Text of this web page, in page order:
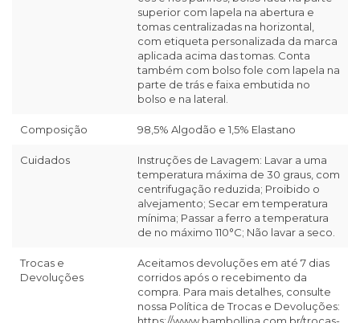
superior com lapela na abertura e
tomas centralizadas na horizontal,
com etiqueta personalizada da marca
aplicada acima das tomas. Conta
também com bolso fole com lapela na
parte de trás e faixa embutida no
bolso e na lateral.
Composição 98,5% Algodão e 1,5% Elastano
Cuidados
Instruções de Lavagem: Lavar a uma
temperatura máxima de 30 graus, com
centrifugação reduzida; Proibido o
alvejamento; Secar em temperatura
mínima; Passar a ferro a temperatura
de no máximo 110°C; Não lavar a seco.
Trocas e
Devoluções
Aceitamos devoluções em até 7 dias
corridos após o recebimento da
compra. Para mais detalhes, consulte
nossa Política de Trocas e Devoluções: